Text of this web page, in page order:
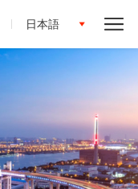
日本語